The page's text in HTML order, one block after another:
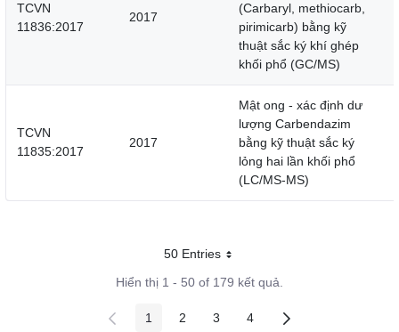
TCVN
11836:2017
2017
(Carbaryl, methiocarb,
pirimicarb) bằng kỹ
thuật sắc ký khí ghép
khối phổ (GC/MS)
TCVN
11835:2017
2017
Mật ong - xác định dư
lượng Carbendazim
bằng kỹ thuật sắc ký
lỏng hai lần khối phổ
(LC/MS-MS)
50 EntriesMỗi trang
Hiển thị 1 - 50 of 179 kết quả.
Các trang trên cổng
1 Các trang trên cổng
2 Các trang trên cổng
3 Các trang trên cổng
4